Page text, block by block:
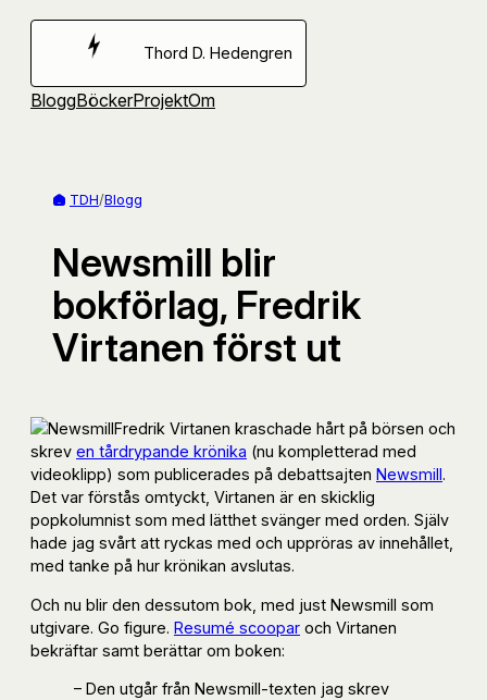
Hoppa
Thord D. Hedengren
BloggBöckerProjektOm
TDH/Blogg
Newsmill blir
bokförlag, Fredrik
Virtanen först ut
Fredrik Virtanen kraschade hårt på börsen och
skrev en tårdrypande krönika (nu kompletterad med
videoklipp) som publicerades på debattsajten Newsmill.
Det var förstås omtyckt, Virtanen är en skicklig
popkolumnist som med lätthet svänger med orden. Själv
hade jag svårt att ryckas med och uppröras av innehållet,
med tanke på hur krönikan avslutas.
Och nu blir den dessutom bok, med just Newsmill som
utgivare. Go figure. Resumé scoopar och Virtanen
bekräftar samt berättar om boken:
– Den utgår från Newsmill-texten jag skrev